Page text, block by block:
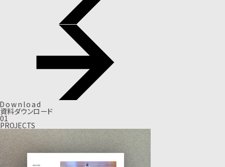
Down load
資料ダウンロード
01
PROJECTS